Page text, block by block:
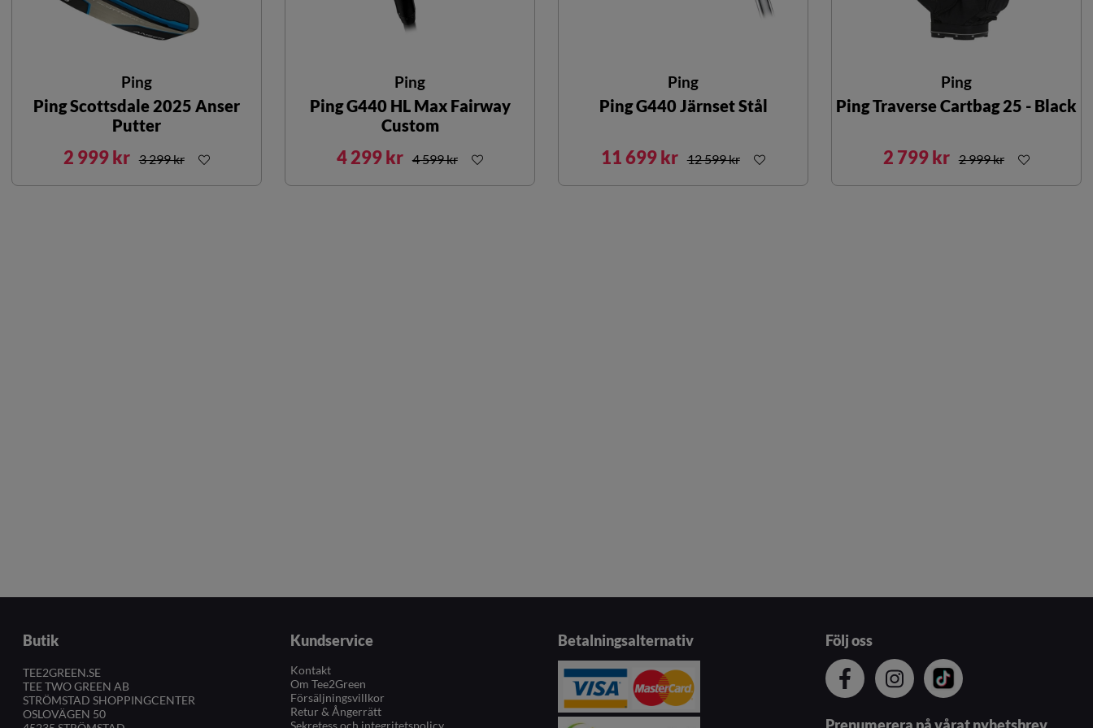
Ping
Ping Scottsdale 2025 Anser
Putter
2 999 kr 3 299 kr
Ping
Ping G440 HL Max Fairway
Custom
4 299 kr 4 599 kr
Ping
Ping G440 Järnset Stål
11 699 kr 12 599 kr
Ping
Ping Traverse Cartbag 25 - Black
2 799 kr 2 999 kr
Butik
TEE2GREEN.SE
TEE TWO GREEN AB
STRÖMSTAD SHOPPINGCENTER
OSLOVÄGEN 50
Kundservice
Kontakt
Om Tee2Green
Försäljningsvillkor
Retur & Ångerrätt
Sekretess och integritetspolicy
Betalningsalternativ Följ oss